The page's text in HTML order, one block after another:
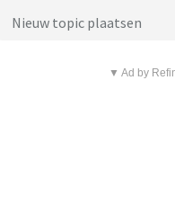
Nieuw topic plaatsen
▼ Ad by